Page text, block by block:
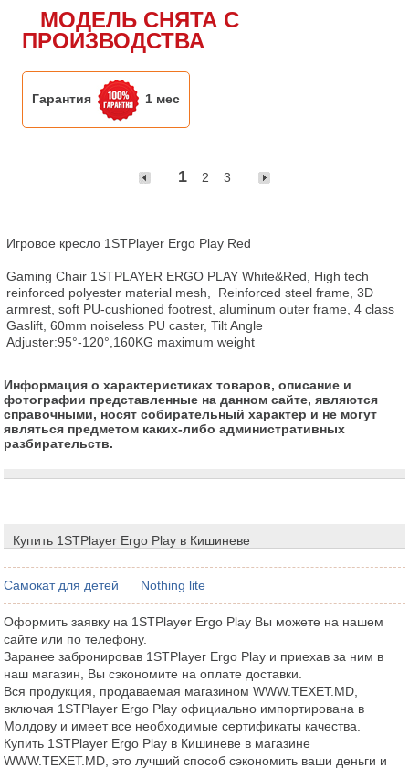
МОДЕЛЬ СНЯТА С
ПРОИЗВОДСТВА
Гарантия 1 мес
1 2 3
Игровое кресло 1STPlayer Ergo Play Red
Gaming Chair 1STPLAYER ERGO PLAY White&Red, High tech
reinforced polyester material mesh,  Reinforced steel frame, 3D
armrest, soft PU-cushioned footrest, aluminum outer frame, 4 class
Gaslift, 60mm noiseless PU caster, Tilt Angle
Adjuster:95°-120°,160KG maximum weight
Информация о характеристиках товаров, описание и
фотографии представленные на данном сайте, являются
справочными, носят собирательный характер и не могут
являться предметом каких-либо административных
разбирательств.
Купить 1STPlayer Ergo Play в Кишиневе
Самокат для детей Nothing lite
Оформить заявку на 1STPlayer Ergo Play Вы можете на нашем
сайте или по телефону.
Заранее забронировав 1STPlayer Ergo Play и приехав за ним в
наш магазин, Вы сэкономите на оплате доставки.
Вся продукция, продаваемая магазином WWW.TEXET.MD,
включая 1STPlayer Ergo Play официально импортирована в
Молдову и имеет все необходимые сертификаты качества.
Купить 1STPlayer Ergo Play в Кишиневе в магазине
WWW.TEXET.MD, это лучший способ сэкономить ваши деньги и